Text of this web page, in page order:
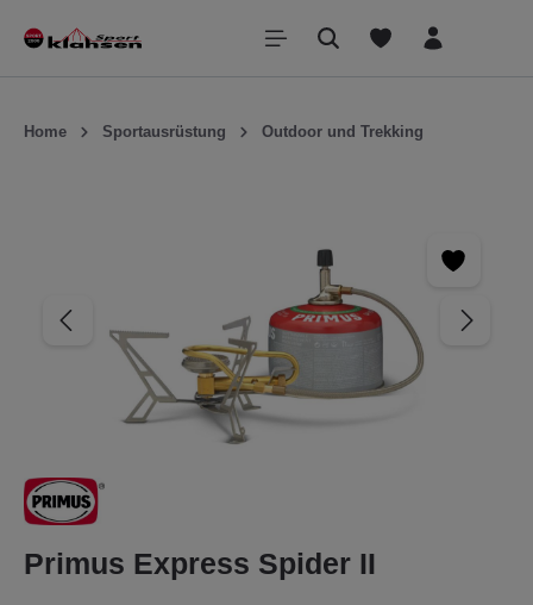
springen
Home Sportausrüstung Outdoor und Trekking
Primus Express Spider II